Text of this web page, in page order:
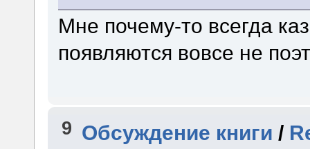
Мне почему-то всегда
появляются вовсе не
9 Обсуждение книги /